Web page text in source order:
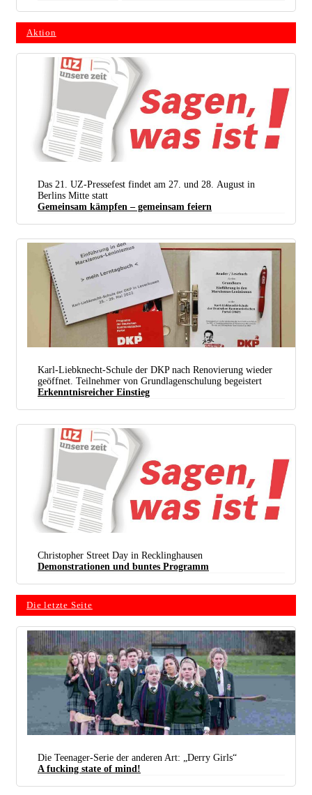
Aktion
Das 21. UZ-Pressefest findet am 27. und 28. August in
Berlins Mitte statt
Gemeinsam kämpfen – gemeinsam feiern
Karl-Liebknecht-Schule der DKP nach Renovierung wieder
geöffnet. Teilnehmer von Grundlagenschulung begeistert
Erkenntnisreicher Einstieg
Christopher Street Day in Recklinghausen
Demonstrationen und buntes Programm
Die letzte Seite
Die Teenager-Serie der anderen Art: „Derry Girls“
A fucking state of mind!